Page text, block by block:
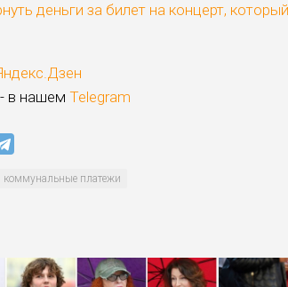
деньги за билет на концерт,
в нашем Telegram
коммунальные платежи